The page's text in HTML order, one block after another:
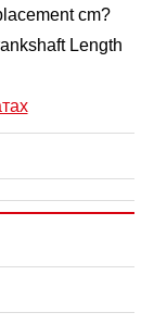
cm?
Length